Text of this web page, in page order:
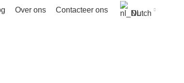
Over ons Contacteer ons Dutch